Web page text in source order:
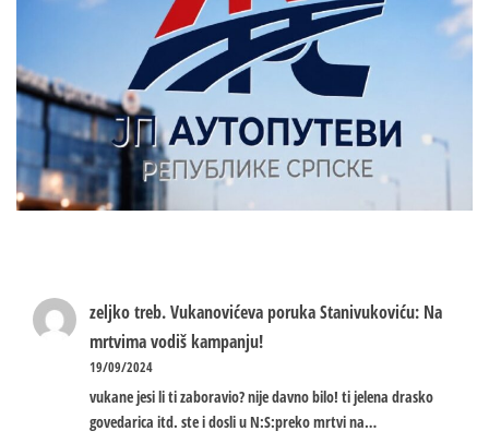
zeljko treb.Vukanovićeva poruka Stanivukoviću: Na
mrtvima vodiš kampanju!
19/09/2024
vukane jesi li ti zaboravio? nije davno bilo! ti jelena drasko
govedarica itd. ste i dosli u N:S:preko mrtvi na…